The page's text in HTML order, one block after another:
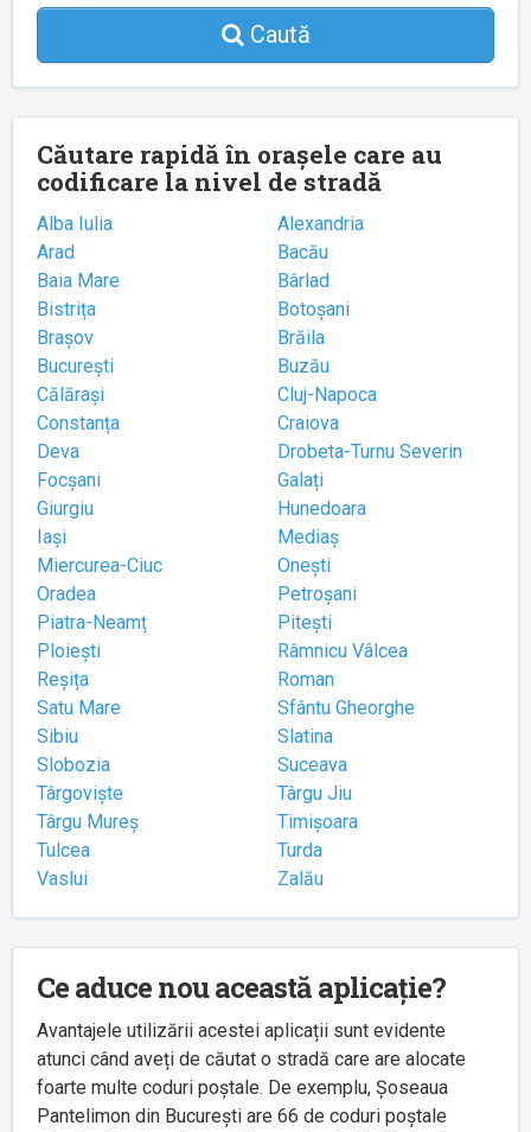
Caută
Căutare rapidă în orașele care au
codificare la nivel de stradă
Alba Iulia
Alexandria
Arad
Bacău
Baia Mare
Bârlad
Bistrița
Botoșani
Brașov
Brăila
București
Buzău
Călărași
Cluj-Napoca
Constanța
Craiova
Deva
Drobeta-Turnu Severin
Focșani
Galați
Giurgiu
Hunedoara
Iași
Mediaș
Miercurea-Ciuc
Onești
Oradea
Petroșani
Piatra-Neamț
Pitești
Ploiești
Râmnicu Vâlcea
Reșița
Roman
Satu Mare
Sfântu Gheorghe
Sibiu
Slatina
Slobozia
Suceava
Târgoviște
Târgu Jiu
Târgu Mureș
Timișoara
Tulcea
Turda
Vaslui
Zalău
Ce aduce nou această aplicație?
Avantajele utilizării acestei aplicații sunt evidente
atunci când aveți de căutat o stradă care are alocate
foarte multe coduri poștale. De exemplu, Șoseaua
Pantelimon din București are 66 de coduri poștale